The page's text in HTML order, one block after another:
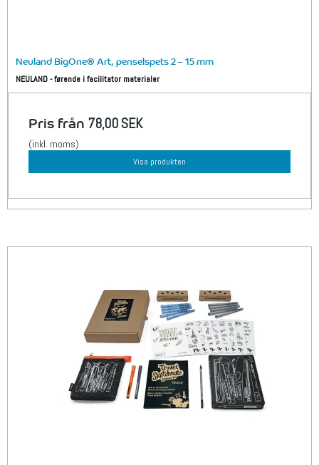
Neuland BigOne® Art, penselspets 2 – 15 mm
NEULAND - førende i facilitator materialer
Pris från 78,00 SEK
(inkl. moms)
Visa produkten